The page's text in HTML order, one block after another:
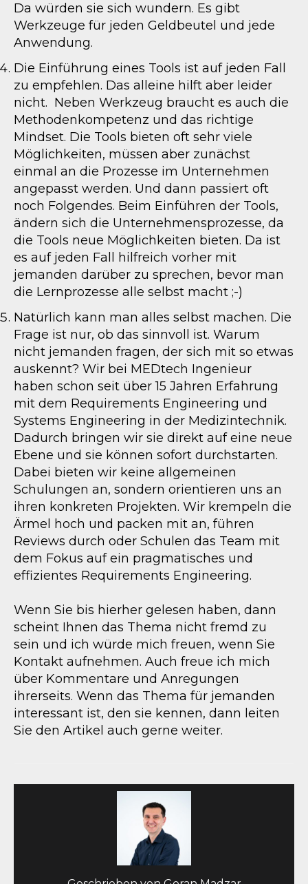
Da würden sie sich wundern. Es gibt
Werkzeuge für jeden Geldbeutel und jede
Anwendung.
Die Einführung eines Tools ist auf jeden Fall
zu empfehlen. Das alleine hilft aber leider
nicht. Neben Werkzeug braucht es auch die
Methodenkompetenz und das richtige
Mindset. Die Tools bieten oft sehr viele
Möglichkeiten, müssen aber zunächst
einmal an die Prozesse im Unternehmen
angepasst werden. Und dann passiert oft
noch Folgendes. Beim Einführen der Tools,
ändern sich die Unternehmensprozesse, da
die Tools neue Möglichkeiten bieten. Da ist
es auf jeden Fall hilfreich vorher mit
jemanden darüber zu sprechen, bevor man
die Lernprozesse alle selbst macht ;-)
Natürlich kann man alles selbst machen. Die
Frage ist nur, ob das sinnvoll ist. Warum
nicht jemanden fragen, der sich mit so etwas
auskennt? Wir bei MEDtech Ingenieur
haben schon seit über 15 Jahren Erfahrung
mit dem Requirements Engineering und
Systems Engineering in der Medizintechnik.
Dadurch bringen wir sie direkt auf eine neue
Ebene und sie können sofort durchstarten.
Dabei bieten wir keine allgemeinen
Schulungen an, sondern orientieren uns an
ihren konkreten Projekten. Wir krempeln die
Ärmel hoch und packen mit an, führen
Reviews durch oder Schulen das Team mit
dem Fokus auf ein pragmatisches und
effizientes Requirements Engineering.
Wenn Sie bis hierher gelesen haben, dann
scheint Ihnen das Thema nicht fremd zu
sein und ich würde mich freuen, wenn Sie
Kontakt aufnehmen. Auch freue ich mich
über Kommentare und Anregungen
ihrerseits. Wenn das Thema für jemanden
interessant ist, den sie kennen, dann leiten
Sie den Artikel auch gerne weiter.